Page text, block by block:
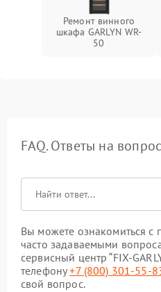
Ремонт винного
шкафа GARLYN WR-
50
FAQ. Ответы на
Вы можете ознакомиться
часто задаваемыми
сервисный центр “FIX-
телефону+7 (800) 301-55-
свой вопрос.